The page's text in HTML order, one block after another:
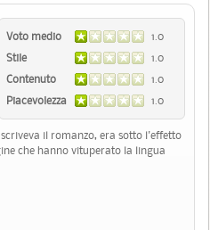
Voto medio
1.0
Stile
1.0
Contenuto
1.0
Piacevolezza
1.0
il romanzo, era sotto l'effetto
che hanno vituperato la lingua